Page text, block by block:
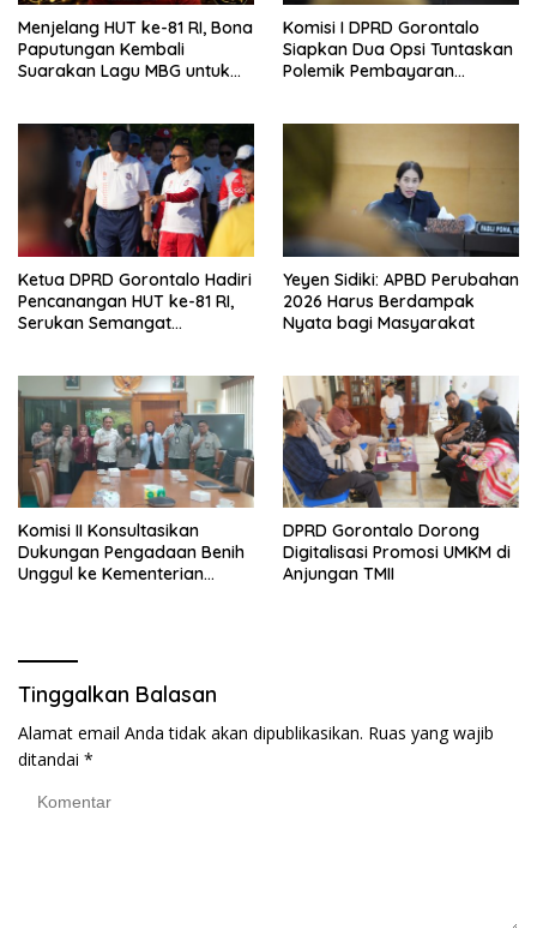
Menjelang HUT ke-81 RI, Bona
Paputungan Kembali
Suarakan Lagu MBG untuk
Komisi I DPRD Gorontalo
Siapkan Dua Opsi Tuntaskan
Polemik Pembayaran
Ketua DPRD Gorontalo Hadiri
Pencanangan HUT ke-81 RI,
Serukan Semangat
Yeyen Sidiki: APBD Perubahan
2026 Harus Berdampak
Nyata bagi Masyarakat
Komisi II Konsultasikan
Dukungan Pengadaan Benih
Unggul ke Kementerian
DPRD Gorontalo Dorong
Digitalisasi Promosi UMKM di
Anjungan TMII
Tinggalkan Balasan
Alamat email Anda tidak akan dipublikasikan. Ruas yang wajib
ditandai *